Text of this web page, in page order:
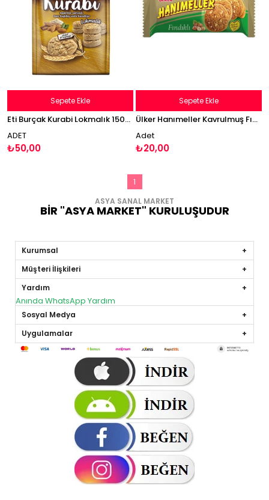
Eti Burçak Kurabi Lokmalık 150g Bademli Tarçınlı Kurabiye
ADET
₺50,00
Sepete Ekle
Ülker Hanımeller Kavrulmuş Fındıklı Kurabiye 82g
Adet
₺20,00
Sepete Ekle
1
ASYA SANAL MARKET
BİR "ASYA MARKET" KURULUŞUDUR
Kurumsal
Müşteri İlişkileri
Yardım
Anında WhatsApp Yardım
Sosyal Medya
Uygulamalar